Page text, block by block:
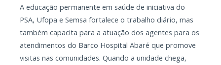
A educação permanente em saúde de iniciativa do
PSA, Ufopa e Semsa fortalece o trabalho diário, mas
também capacita para a atuação dos agentes para os
atendimentos do Barco Hospital Abaré que promove
visitas nas comunidades. Quando a unidade chega,